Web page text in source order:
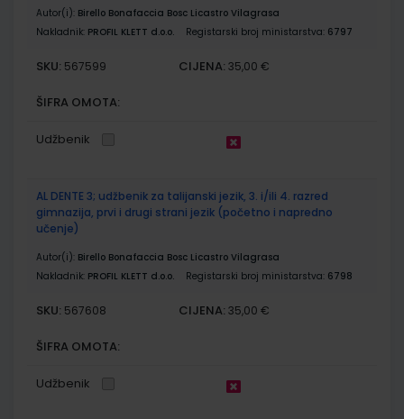
Autor(i): Birello Bonafaccia Bosc Licastro Vilagrasa
Nakladnik: PROFIL KLETT d.o.o. Registarski broj ministarstva: 6797
SKU: 567599 CIJENA: 35,00 €
ŠIFRA OMOTA:
Udžbenik
AL DENTE 3; udžbenik za talijanski jezik, 3. i/ili 4. razred
gimnazija, prvi i drugi strani jezik (početno i napredno
učenje)
Autor(i): Birello Bonafaccia Bosc Licastro Vilagrasa
Nakladnik: PROFIL KLETT d.o.o. Registarski broj ministarstva: 6798
SKU: 567608 CIJENA: 35,00 €
ŠIFRA OMOTA:
Udžbenik